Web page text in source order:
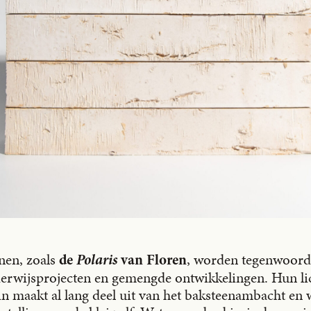
zoals de Polarisvan Floren, worden
en gemengde ontwikkelingen. Hun
al lang deel uit van het baksteenambacht en